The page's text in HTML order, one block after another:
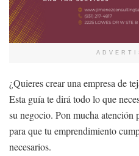
¿Quieres crear una empresa de
Esta guía te dirá todo lo que
su negocio. Pon mucha atención
para que tu emprendimiento
necesarios.